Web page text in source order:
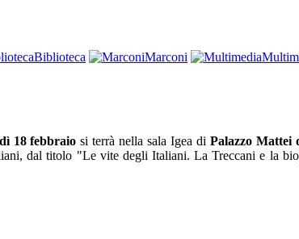
Biblioteca Marconi
18 febbraio si terrà nella sala Igea diPalazzo Mattei
dal titolo "Le vite degli Italiani. La Treccani e la